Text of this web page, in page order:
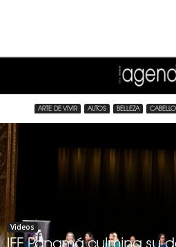
ARTE DE VIVIR AUTOS BELLEZA CABELLO
Videos